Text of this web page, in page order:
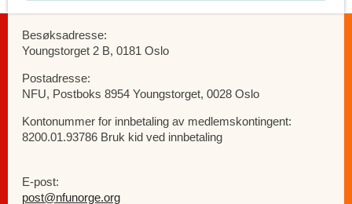
Besøksadresse:
Youngstorget 2 B, 0181 Oslo
Postadresse:
NFU, Postboks 8954 Youngstorget, 0028 Oslo
Kontonummer for innbetaling av medlemskontingent:
8200.01.93786 Bruk kid ved innbetaling
E-post:
post@nfunorge.org